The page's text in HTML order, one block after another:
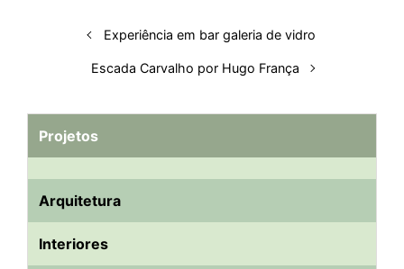
t
Experiência em bar galeria de vidro
Escada Carvalho por Hugo França
Projetos
Arquitetura
Interiores